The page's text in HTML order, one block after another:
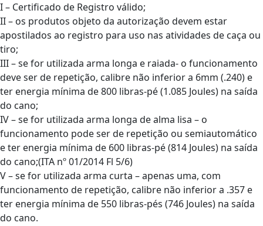
I – Certificado de Registro válido;
II – os produtos objeto da autorização devem estar
apostilados ao registro para uso nas atividades de caça ou
tiro;
III – se for utilizada arma longa e raiada- o funcionamento
deve ser de repetição, calibre não inferior a 6mm (.240) e
ter energia mínima de 800 libras-pé (1.085 Joules) na saída
do cano;
IV – se for utilizada arma longa de alma lisa – o
funcionamento pode ser de repetição ou semiautomático
e ter energia mínima de 600 libras-pé (814 Joules) na saída
do cano;(ITA nº 01/2014 Fl 5/6)
V – se for utilizada arma curta – apenas uma, com
funcionamento de repetição, calibre não inferior a .357 e
ter energia mínima de 550 libras-pés (746 Joules) na saída
do cano.